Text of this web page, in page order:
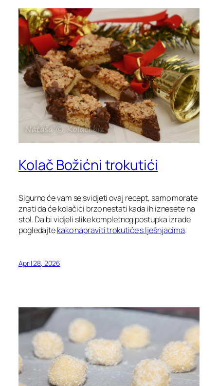
Kolač Božićni trokutići
Sigurno će vam se svidjeti ovaj recept, samo morate
znati da će kolačići brzo nestati kada ih iznesete na
stol. Da bi vidjeli slike kompletnog postupka izrade
pogledajtekako napraviti trokutiće s lješnjacima.
April 28, 2026